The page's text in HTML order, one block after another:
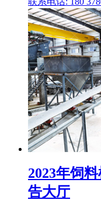
2023年饲
告大厅